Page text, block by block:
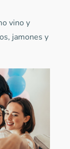
vino y
jamones y